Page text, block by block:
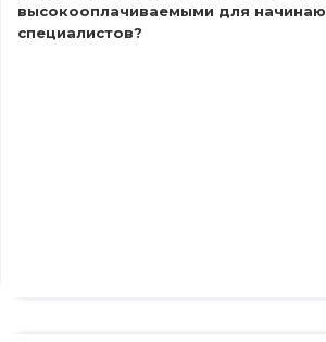
высокооплачиваемыми для
специалистов?